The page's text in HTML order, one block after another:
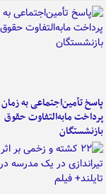
پاسخ تأمین‌اجتماعی به زمان
پرداخت مابه‌التفاوت حقوق
بازنشستگان